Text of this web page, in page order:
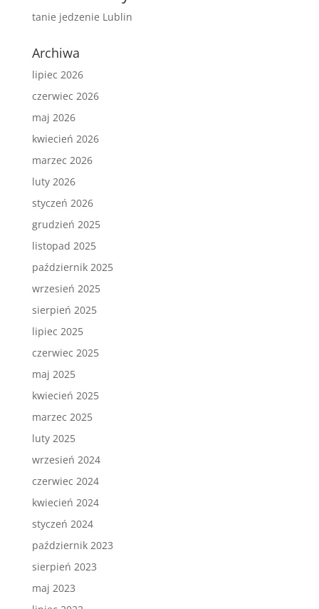
tanie jedzenie Lublin
Archiwa
lipiec 2026
czerwiec 2026
maj 2026
kwiecień 2026
marzec 2026
luty 2026
styczeń 2026
grudzień 2025
listopad 2025
październik 2025
wrzesień 2025
sierpień 2025
lipiec 2025
czerwiec 2025
maj 2025
kwiecień 2025
marzec 2025
luty 2025
wrzesień 2024
czerwiec 2024
kwiecień 2024
styczeń 2024
październik 2023
sierpień 2023
maj 2023